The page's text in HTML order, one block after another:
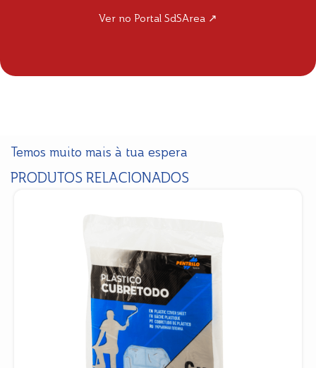
Ver no Portal SdSArea ↗
Temos muito mais à tua espera
PRODUTOS RELACIONADOS